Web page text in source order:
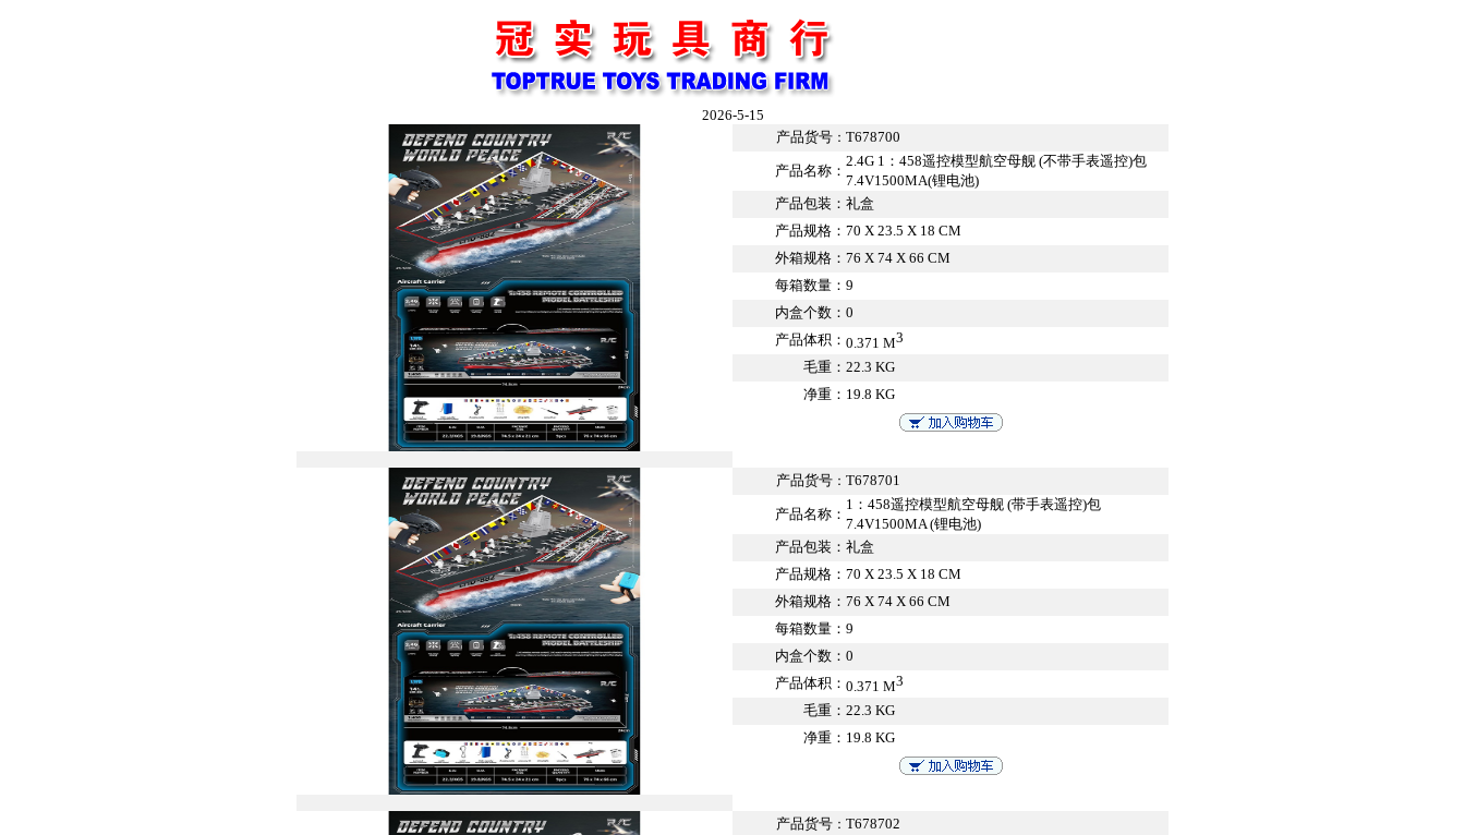
2026-5-15
产品货号 ： T678700
产品名称：
2.4G 1：458遥控模型航空母舰 (不带手表遥控)包
7.4V1500MA(锂电池)
产品包装： 礼盒
产品规格： 70 X 23.5 X 18 CM
外箱规格： 76 X 74 X 66 CM
每箱数量： 9
内盒个数： 0
产品体积： 0.371 M3
毛重： 22.3 KG
净重： 19.8 KG
产品货号 ： T678701
产品名称：
1：458遥控模型航空母舰 (带手表遥控)包
7.4V1500MA (锂电池)
产品包装： 礼盒
产品规格： 70 X 23.5 X 18 CM
外箱规格： 76 X 74 X 66 CM
每箱数量： 9
内盒个数： 0
产品体积： 0.371 M3
毛重： 22.3 KG
净重： 19.8 KG
产品货号 ： T678702